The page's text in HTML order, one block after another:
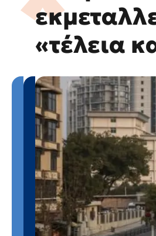
«τέλεια